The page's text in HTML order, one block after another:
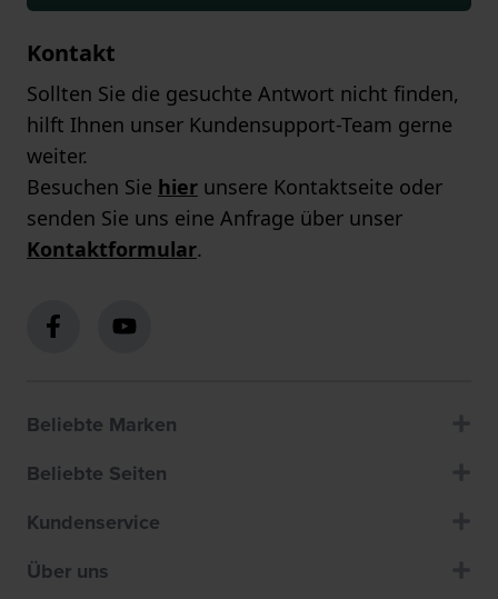
Kontakt
Sollten Sie die gesuchte Antwort nicht finden,
hilft Ihnen unser Kundensupport-Team gerne
weiter.
Besuchen Sie hier unsere Kontaktseite oder
senden Sie uns eine Anfrage über unser
Kontaktformular.
Beliebte Marken
Beliebte Seiten
Kundenservice
Über uns